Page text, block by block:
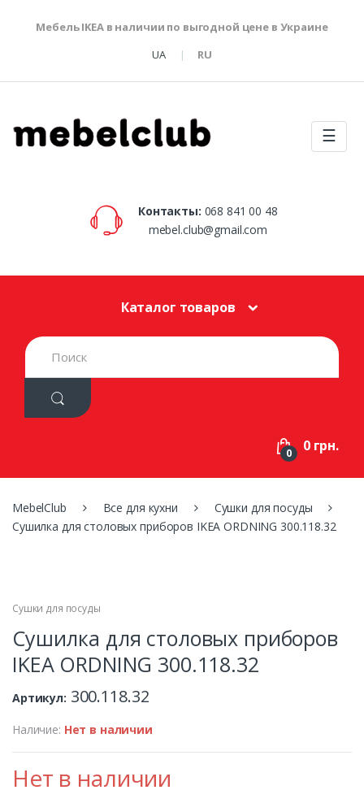
Мебель IKEA в наличии по выгодной цене в Украине
UA
RU
☰
Контакты: 068 841 00 48
mebel.club@gmail.com
Каталог товаров
S
e
h
:
0 0 грн.
MebelClub Все для кухни
Сушки для посуды
Сушилка для столовых приборов IKEA ORDNING 300.118.32
Сушки для посуды
Сушилка для столовых приборов
IKEA ORDNING 300.118.32
Артикул: 300.118.32
Наличие: Нет в наличии
Нет в наличии